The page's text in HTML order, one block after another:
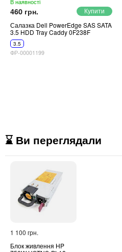
В наявності
460 грн.
Салазка Dell PowerEdge SAS SATA
3.5 HDD Tray Caddy 0F238F
3.5
ФР-00001199
⌛ Ви переглядали
1 100 грн.
Блок живлення HP